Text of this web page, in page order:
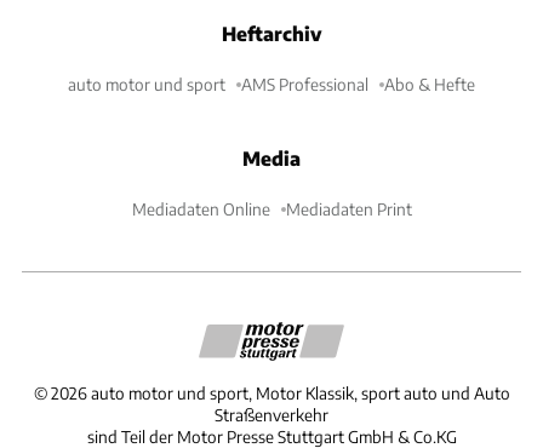
Heftarchiv
auto motor und sport AMS Professional Abo & Hefte
Media
Mediadaten Online Mediadaten Print
©2026 auto motor und sport, Motor Klassik, sport auto und Auto
Straßenverkehr
sind Teil der Motor Presse Stuttgart GmbH & Co.KG